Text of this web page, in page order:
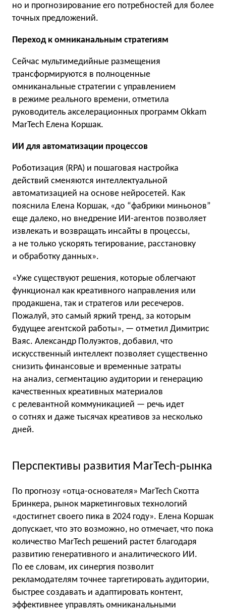
но и прогнозирование его потребностей для более
точных предложений.
Переход к омниканальным стратегиям
Сейчас мультимедийные размещения
трансформируются в полноценные
омниканальные стратегии с управлением
в режиме реального времени, отметила
руководитель акселерационных программ Okkam
MarTech Елена Коршак.
ИИ для автоматизации процессов
Роботизация (RPA) и пошаговая настройка
действий сменяются интеллектуальной
автоматизацией на основе нейросетей. Как
пояснила Елена Коршак, «до “фабрики миньонов”
еще далеко, но внедрение ИИ-агентов позволяет
извлекать и возвращать инсайты в процессы,
а не только ускорять тегирование, расстановку
и обработку данных».
«Уже существуют решения, которые облегчают
функционал как креативного направления или
продакшена, так и стратегов или ресечеров.
Пожалуй, это самый яркий тренд, за которым
будущее агентской работы», — отметил Димитрис
Ваяс. Александр Полуэктов, добавил, что
искусственный интеллект позволяет существенно
снизить финансовые и временные затраты
на анализ, сегментацию аудитории и генерацию
качественных креативных материалов
с релевантной коммуникацией — речь идет
о сотнях и даже тысячах креативов за несколько
дней.
Перспективы развития MarTech-рынка
По прогнозу «отца-основателя» MarTech Скотта
Бринкера, рынок маркетинговых технологий
«достигнет своего пика в 2024 году». Елена Коршак
допускает, что это возможно, но отмечает, что пока
количество MarTech решений растет благодаря
развитию генеративного и аналитического ИИ.
По ее словам, их синергия позволит
рекламодателям точнее таргетировать аудитории,
быстрее создавать и адаптировать контент,
эффективнее управлять омниканальными